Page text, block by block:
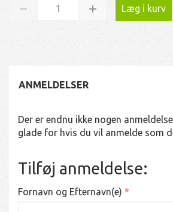
Læg i kurv
ANMELDELSER
Der er endnu ikke nogen
glade for hvis du vil anmelde som
Tilføj anmeldelse:
Fornavn og Efternavn(e)